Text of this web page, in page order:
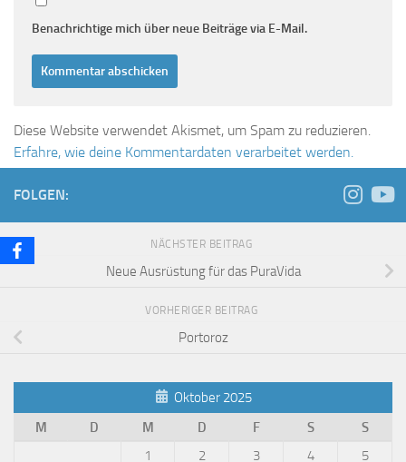
Benachrichtige mich über neue Beiträge via E-Mail.
Diese Website verwendet Akismet, um Spam zu reduzieren.
Erfahre, wie deine Kommentardaten verarbeitet werden.
FOLGEN:
NÄCHSTER BEITRAG
Neue Ausrüstung für das PuraVida
VORHERIGER BEITRAG
Portoroz
Oktober 2025
M
D M D F S
S
1
2 3 4
5